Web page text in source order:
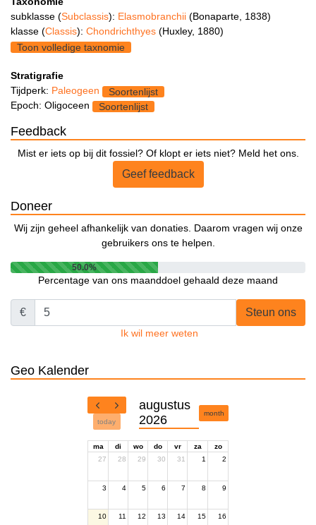
subklasse (Subclassis): Elasmobranchii (Bonaparte, 1838)
klasse (Classis): Chondrichthyes (Huxley, 1880)
Toon volledige taxnomie
Stratigrafie
Tijdperk: Paleogeen
Soortenlijst
Epoch: Oligoceen
Soortenlijst
Feedback
Mist er iets op bij dit fossiel? Of klopt er iets niet? Meld het ons.
Geef feedback
Doneer
Wij zijn geheel afhankelijk van donaties. Daarom vragen wij onze
gebruikers ons te helpen.
50.0%
Percentage van ons maanddoel gehaald deze maand
€ Steun ons
Ik wil meer weten
Geo Kalender
today
augustus
2026
month
ma di wo do vr za
zo
27
28 29 30 31 1 2
3 4 5 6 7 8 9
10 11 12 13 14 15 16